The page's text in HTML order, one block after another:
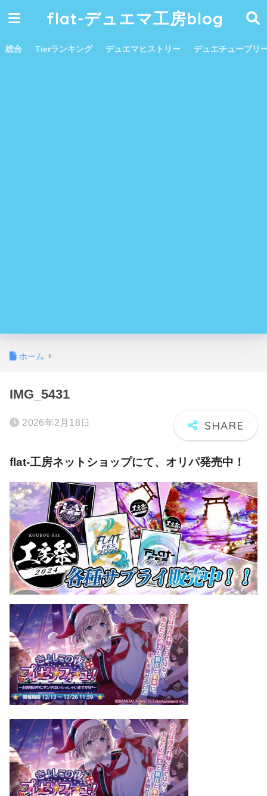
flat-デュエマ工房blog
総合 Tierランキング デュエマヒストリー デュエチューブリ
ホーム
IMG_5431
2026年2月18日
flat-工房ネットショップにて、オリパ発売中！